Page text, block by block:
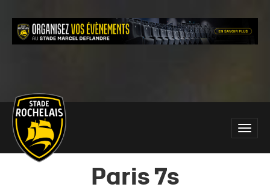
Main
site
navigation
Toggle
Paris 7s